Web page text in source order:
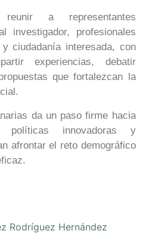
a representantes
investigador, profesionales
ciudadanía interesada, con
experiencias, debatir
que fortalezcan la
da un paso firme hacia
innovadoras y
afrontar el reto demográfico
Rodríguez Hernández